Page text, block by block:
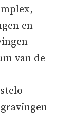
en
van de